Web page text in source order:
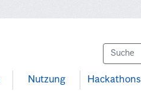
Nutzung Hackathons